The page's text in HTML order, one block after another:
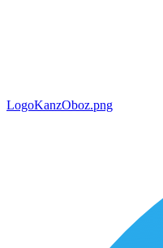
LogoKanzOboz.png